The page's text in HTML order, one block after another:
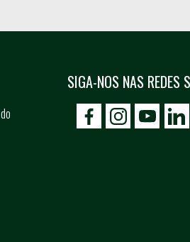
SIGA-NOS NAS REDES
icon-facebook
icon-social02
icon-